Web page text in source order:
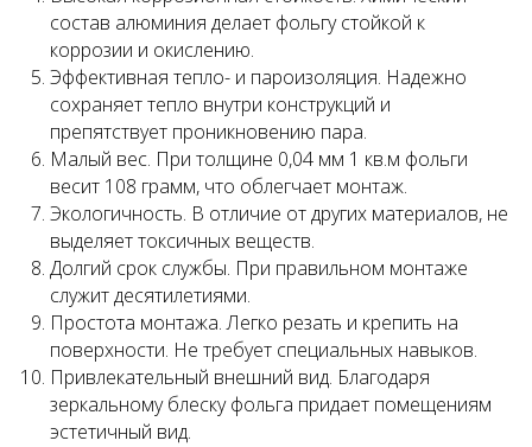
состав алюминия делает фольгу стойкой к
коррозии и окислению.
Эффективная тепло- и пароизоляция. Надежно
сохраняет тепло внутри конструкций и
препятствует проникновению пара.
Малый вес. При толщине 0,04 мм 1 кв.м фольги
весит 108 грамм, что облегчает монтаж.
Экологичность. В отличие от других материалов, не
выделяет токсичных веществ.
Долгий срок службы. При правильном монтаже
служит десятилетиями.
Простота монтажа. Легко резать и крепить на
поверхности. Не требует специальных навыков.
Привлекательный внешний вид. Благодаря
зеркальному блеску фольга придает помещениям
эстетичный вид.